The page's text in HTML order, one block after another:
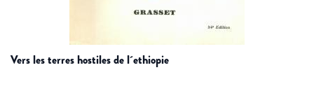
vers les terres hostiles de l´ethiopie